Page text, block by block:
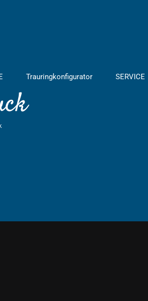
Trauringkonfigurator SERVICE